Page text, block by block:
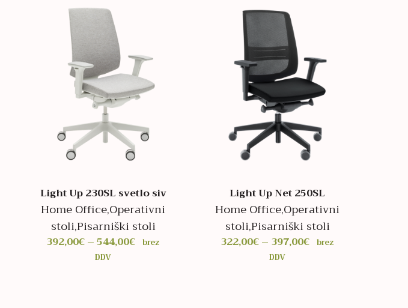
Home Office,Operativni
stoli,Pisarniški stoli
Light Up 230SL svetlo siv
392,00€–544,00€Cenovni
brez
DDV
Home Office,Operativni
stoli,Pisarniški stoli
Light Up Net 250SL
322,00€– 397,00€Cenovni
brez
DDV